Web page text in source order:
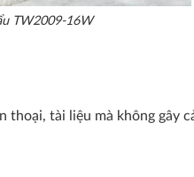
TW2009-16W
tài liệu mà không gây